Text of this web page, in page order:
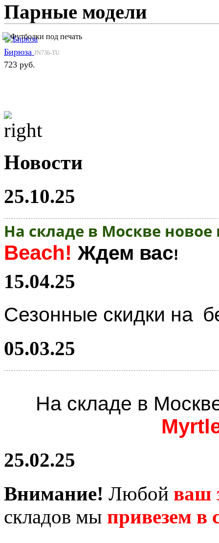
Парные модели
Бирюза JN736-TU
723 руб.
Новости
25.10.25
На складе в Москве
Beach! Ждем вас!
15.04.25
Сезонные скидки на
05.03.25
На складе в
25.02.25
Внимание! Любой ваш
складов мы привезем в